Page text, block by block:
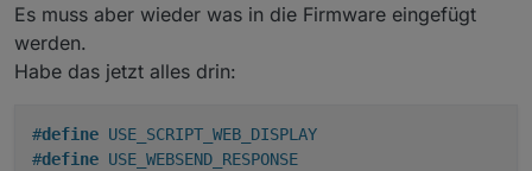
Automatic Aus Handvorgaben zum Testen des
Button Timer Ein / Aus noch einfügen für vorgegebene
Timerzeiten aus dem
nutzen
Mqtt alle StatusSNS Werte nach IO
Es muss aber wieder was in die Firmware eingefügt
werden.
Habe das jetzt alles drin:
#define USE_SCRIPT_WEB_DISPLAY
#define USE_WEBSEND_RESPONSE